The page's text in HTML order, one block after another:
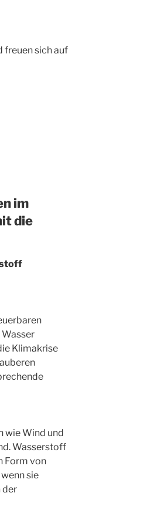
freuen sich auf
im
die
Klimakrise
wie Wind und
Wasserstoff
Form von
sie
der